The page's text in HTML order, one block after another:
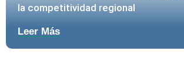
la competitividad regional
Leer Más